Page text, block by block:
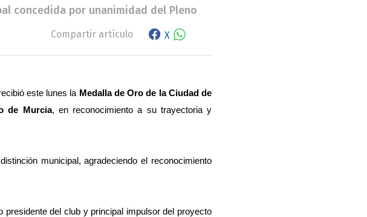
concedida por unanimidad del Pleno
Compartir artículo
Facebook share
X
este lunes la Medalla de Oro de la Ciudad de
de Murcia, en reconocimiento a su trayectoria y
municipal, agradeciendo el reconocimiento
presidente del club y principal impulsor del proyecto